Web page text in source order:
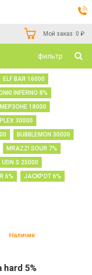
Мой заказ: 0 ₽
фильтр
ELF BAR 16000
INFERNO 8%
18000
30000
BUBBLEMON 30000
MRAZZ! SOUR 7%
UDN S 25000
6%
JACKPOT 6%
Наличие
hard 5%